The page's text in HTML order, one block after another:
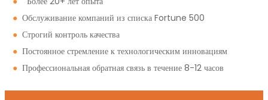
●Обслуживание компаний из списка Fortune 500
●Строгий контроль качества
●Постоянное стремление к технологическим инновациям
●Профессиональная обратная связь в течение 8-12 часов